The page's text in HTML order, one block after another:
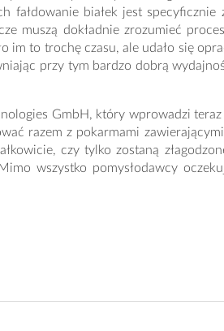
białek jest specyficznie
muszą dokładnie zrozumieć
im to trochę czasu, ale udało się
przy tym bardzo dobrą
GmbH, który wprowadzi
razem z pokarmami
czy tylko zostaną
wszystko pomysłodawcy